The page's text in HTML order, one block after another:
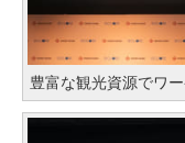
豊富な観光資源でワ